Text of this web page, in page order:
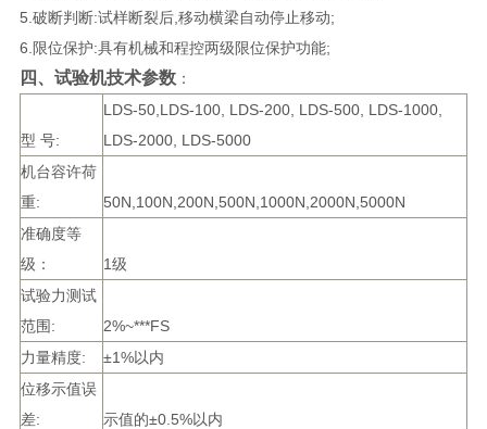
5.破断判断:试样断裂后,移动横梁自动停止移动;
6.限位保护:具有机械和程控两级限位保护功能;
四、试验机技术参数：
型 号:
LDS-50,LDS-100, LDS-200, LDS-500, LDS-1000,
LDS-2000, LDS-5000
机台容许荷
重:
50N,100N,200N,500N,1000N,2000N,5000N
准确度等
级：
1级
试验力测试
范围:
2%~***FS
力量精度:
±1%以内
位移示值误
差:
示值的±0.5%以内